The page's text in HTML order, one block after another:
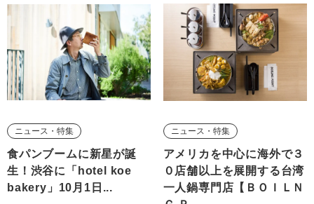
ニュース・特集
食パンブームに新星が誕
生！渋谷に「hotel koe
bakery」10月1日...
ニュース・特集
アメリカを中心に海外で３
０店舗以上を展開する台湾
一人鍋専門店【ＢＯＩＬＮ